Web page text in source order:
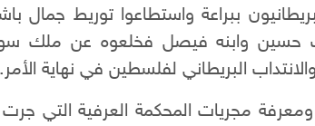
ببراعة واستطاعوا توريط جمال
حسين وابنه فيصل فخلعوه عن ملك
البريطاني لفلسطين في نهاية الأمر.
ومعرفة مجريات المحكمة العرفية التي